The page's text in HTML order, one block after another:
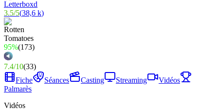
3.5/5(38,6 k)
95%(173)
7.4/10(33)
Fiche
Séances Casting Streaming
Vidéos
Palmarès
Vidéos